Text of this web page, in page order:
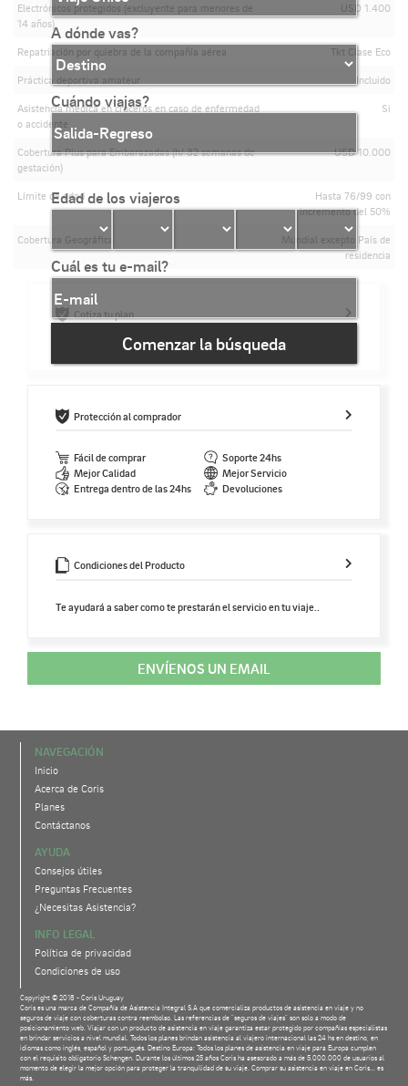
Electrónicos protegidos (excluyente para menores de
14 años)
USD 1.400
Repatriación por quiebra de la compañía aérea Tkt Clase Eco
Práctica deportiva amateur Incluido
Asistencia médica en cruceros en caso de enfermedad
o accidente
Si
Cobertura Plus para Embarazadas (h/ 32 semanas de
gestación)
USD 10.000
Límite de edad
Hasta 76/99 con
incremento del 50%
Cobertura Geográfica
Mundial excepto País de
residencia
Cotiza tu plan
A dónde vas?
Cuándo viajas?
Edad de los viajeros
Cuál es tu e-mail?
Comenzar la búsqueda
Protección al comprador
Fácil de comprar
Soporte 24hs
Mejor Calidad
Mejor Servicio
Entrega dentro de las 24hs
Devoluciones
Condiciones del Producto
Te ayudará a saber como te prestarán el servicio en tu viaje..
ENVÍENOS UN EMAIL
NAVEGACIÓN
Inicio
Acerca de Coris
Planes
Contáctanos
AYUDA
Consejos útiles
Preguntas Frecuentes
¿Necesitas Asistencia?
INFO LEGAL
Política de privacidad
Condiciones de uso
Copyright © 2018 - Coris Uruguay
Coris es una marca de Compañía de Asistencia Integral S.A que comercializa productos de asistencia en viaje y no
seguros de viaje con coberturas contra reembolso. Las referencias de "seguros de viajes" son solo a modo de
posicionamiento web. Viajar con un producto de asistencia en viaje garantiza estar protegido por compañías especialistas
en brindar servicios a nivel mundial. Todos los planes brindan asistencia al viajero internacional las 24 hs en destino, en
idiomas como inglés, español y portugués. Destino Europa: Todos los planes de asistencia en viaje para Europa cumplen
con el requisito obligatorio Schengen. Durante los últimos 25 años Coris ha asesorado a más de 5.000.000 de usuarios al
momento de elegir la mejor opción para proteger la tranquilidad de su viaje. Comprar su asistencia en viaje en Coris... es
más.